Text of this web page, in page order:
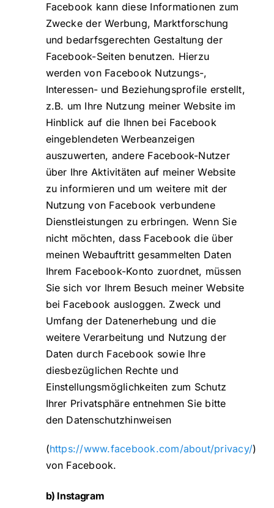
Facebook kann diese Informationen zum
Zwecke der Werbung, Marktforschung
und bedarfsgerechten Gestaltung der
Facebook-Seiten benutzen. Hierzu
werden von Facebook Nutzungs-,
Interessen- und Beziehungsprofile erstellt,
z.B. um Ihre Nutzung meiner Website im
Hinblick auf die Ihnen bei Facebook
eingeblendeten Werbeanzeigen
auszuwerten, andere Facebook-Nutzer
über Ihre Aktivitäten auf meiner Website
zu informieren und um weitere mit der
Nutzung von Facebook verbundene
Dienstleistungen zu erbringen. Wenn Sie
nicht möchten, dass Facebook die über
meinen Webauftritt gesammelten Daten
Ihrem Facebook-Konto zuordnet, müssen
Sie sich vor Ihrem Besuch meiner Website
bei Facebook ausloggen. Zweck und
Umfang der Datenerhebung und die
weitere Verarbeitung und Nutzung der
Daten durch Facebook sowie Ihre
diesbezüglichen Rechte und
Einstellungsmöglichkeiten zum Schutz
Ihrer Privatsphäre entnehmen Sie bitte
den Datenschutzhinweisen
(https://www.facebook.com/about/privacy/)
von Facebook.
b) Instagram